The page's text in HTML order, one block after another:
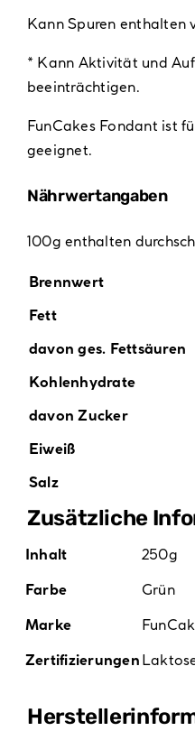
Kann Spuren enthalten
* Kann Aktivität und
beeinträchtigen.
FunCakes Fondant ist
geeignet.
Nährwertangaben
100g enthalten
Brennwert
Fett
davon ges. Fettsäuren
Kohlenhydrate
davon Zucker
Eiweiß
Salz
Zusätzliche
Inhalt
250g
Farbe
Grün
Marke
Zertifizierungen